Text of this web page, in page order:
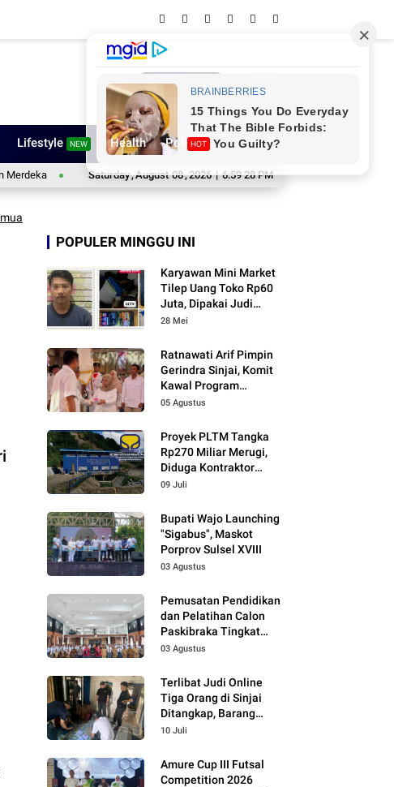
Network
Lifestyle NEW Health Poll HOT
Saturday,August 08,2026|6:59 28 PM
Pengcab ORADO Sinjai Gelar Turnamen Domino HUT ke-81 RI, Bidik Atlet
POPULER MINGGU INI
Karyawan Mini Market
Tilep Uang Toko Rp60
Juta, Dipakai Judi
Online
28 Mei
Ratnawati Arif Pimpin
Gerindra Sinjai, Komit
Kawal Program
Prabowo
05 Agustus
Proyek PLTM Tangka
Rp270 Miliar Merugi,
Diduga Kontraktor
Tidak Profesional,
09 Juli
Bupati Wajo Launching
"Sigabus", Maskot
Porprov Sulsel XVIII
03 Agustus
Pemusatan Pendidikan
dan Pelatihan Calon
Paskibraka Tingkat
Kabupaten Tahun 2026
03 Agustus
Terlibat Judi Online
Tiga Orang di Sinjai
Ditangkap, Barang
Bukti Kupon Putih
10 Juli
Amure Cup III Futsal
Competition 2026